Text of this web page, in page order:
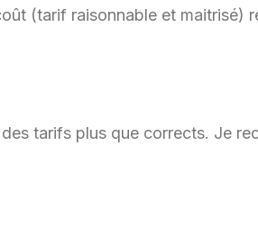
(tarif raisonnable et maitrisé)
tarifs plus que corrects. Je